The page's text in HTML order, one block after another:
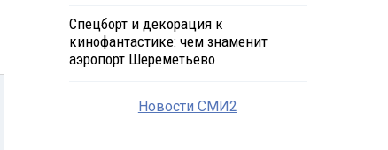
Спецборт и декорация к
кинофантастике: чем знаменит
аэропорт Шереметьево
Новости СМИ2